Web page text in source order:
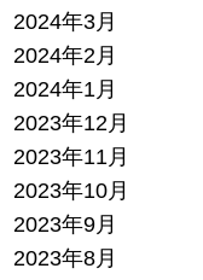
2024年3月
2024年2月
2024年1月
2023年12月
2023年11月
2023年10月
2023年9月
2023年8月